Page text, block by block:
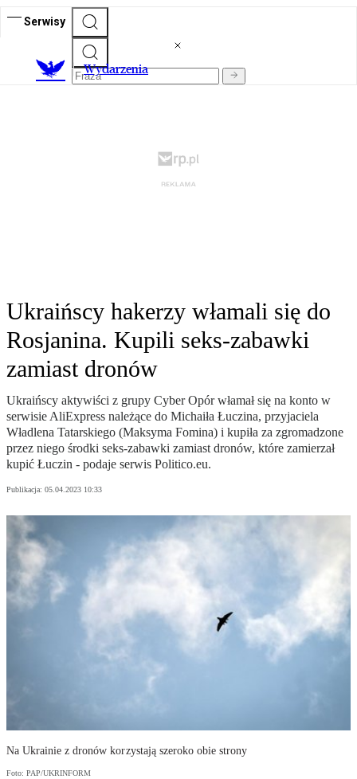
Serwisy
Wydarzenia
Ukraińscy hakerzy włamali się do
Rosjanina. Kupili seks-zabawki
zamiast dronów
Ukraińscy aktywiści z grupy Cyber Opór włamał się na konto w
serwisie AliExpress należące do Michaiła Łuczina, przyjaciela
Władlena Tatarskiego (Maksyma Fomina) i kupiła za zgromadzone
przez niego środki seks-zabawki zamiast dronów, które zamierzał
kupić Łuczin - podaje serwis Politico.eu.
Publikacja: 05.04.2023 10:33
Na Ukrainie z dronów korzystają szeroko obie strony
Foto: PAP/UKRINFORM